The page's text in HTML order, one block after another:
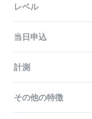
レベル
当日申込
計測
その他の特徴